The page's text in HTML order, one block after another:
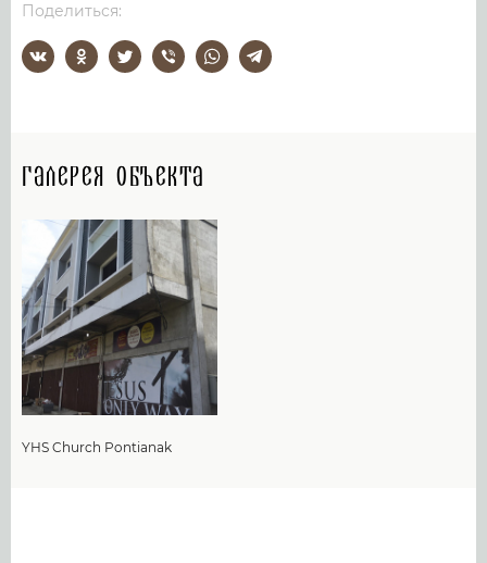
Поделиться:
Галерея объекта
YHS Church Pontianak